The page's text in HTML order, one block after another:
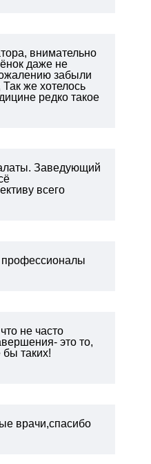
внимательно
даже не
забыли
Так же хотелось
редко такое
Заведующий
всего
профессионалы
не часто
это то,
таких!
врачи,спасибо